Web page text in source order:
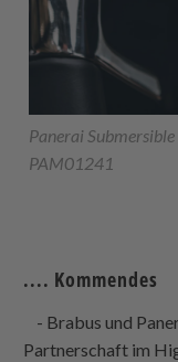
Panerai
PAM01241
.... Kommendes
- Brabus und
Partnerschaft im